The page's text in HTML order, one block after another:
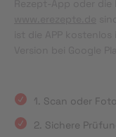
1. Scan oder
2. Sichere